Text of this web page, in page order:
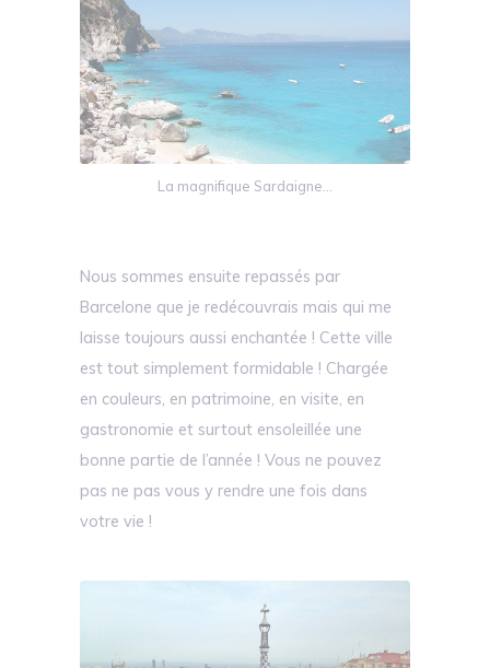
La magnifique Sardaigne…
Nous sommes ensuite repassés par
Barcelone que je redécouvrais mais qui me
laisse toujours aussi enchantée ! Cette ville
est tout simplement formidable ! Chargée
en couleurs, en patrimoine, en visite, en
gastronomie et surtout ensoleillée une
bonne partie de l’année ! Vous ne pouvez
pas ne pas vous y rendre une fois dans
votre vie !